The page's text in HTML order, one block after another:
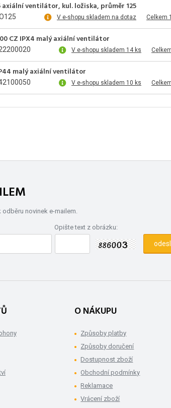
axiální ventilátor, kul. ložiska, průměr 125
V e-shopu skladem na dotaz Celkem
CZ IPX4 malý axiální ventilátor
V e-shopu skladem 14 ks
malý axiální ventilátor
V e-shopu skladem 10 ks
odběru novinek e-mailem.
Opište text z obrázku:
O NÁKUPU
Způsoby platby
Způsoby doručení
Dostupnost zboží
Obchodní podmínky
Reklamace
Vrácení zboží